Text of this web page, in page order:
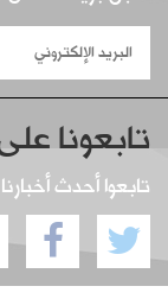
تابعونا
تابعوا أحدث